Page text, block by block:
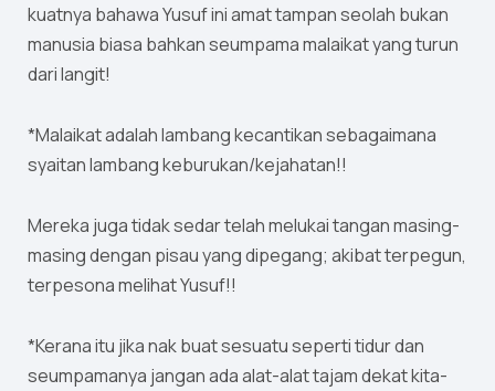
kuatnya bahawa Yusuf ini amat tampan seolah bukan
manusia biasa bahkan seumpama malaikat yang turun
dari langit!
*Malaikat adalah lambang kecantikan sebagaimana
syaitan lambang keburukan/kejahatan!!
Mereka juga tidak sedar telah melukai tangan masing-
masing dengan pisau yang dipegang; akibat terpegun,
terpesona melihat Yusuf!!
*Kerana itu jika nak buat sesuatu seperti tidur dan
seumpamanya jangan ada alat-alat tajam dekat kita-